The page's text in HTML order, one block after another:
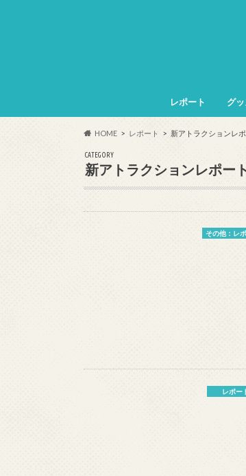
レポート グ
HOME レポート 新アトラクションレ
CATEGORY
新アトラクションレポート
その他：レ
レポー